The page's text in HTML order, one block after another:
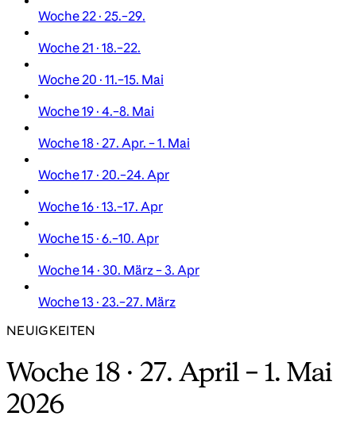
Woche 22 · 25.–29.
Woche 21 · 18.–22.
Woche 20 · 11.–15. Mai
Woche 19 · 4.–8. Mai
Woche 18 · 27. Apr. – 1. Mai
Woche 17 · 20.–24. Apr
Woche 16 · 13.–17. Apr
Woche 15 · 6.–10. Apr
Woche 14 · 30. März – 3. Apr
Woche 13 · 23.–27. März
NEUIGKEITEN
Woche 18 · 27. April – 1. Mai
2026